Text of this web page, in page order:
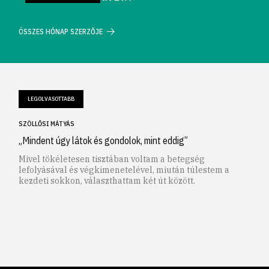
ÖSSZES HÓNAP SZERZŐJE
LEGOLVASOTTABB
SZÖLLŐSI MÁTYÁS
„Mindent úgy látok és gondolok, mint eddig”
Mivel tökéletesen tisztában voltam a betegség
lefolyásával és végkimenetelével, miután túlestem a
kezdeti sokkon, választhattam két út között.